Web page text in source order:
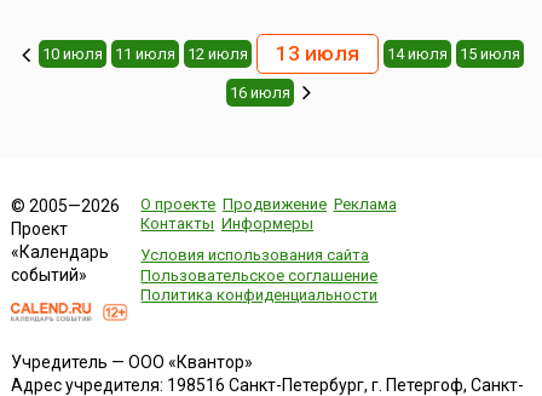
10 июля 11 июля 12 июля 13 июля 14 июля 15 июля
16 июля
© 2005—2026
Проект
«Календарь
событий»
О проекте Продвижение Реклама
Контакты Информеры
Условия использования сайта
Пользовательское соглашение
Политика конфиденциальности
Учредитель — ООО «Квантор»
Адрес учредителя: 198516 Санкт-Петербург, г. Петергоф, Санкт-